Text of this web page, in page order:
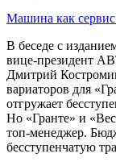
Машина как
В беседе с
вице-президент
Дмитрий
вариаторов для
отгружает
Но «Гранте» и
топ-менеджер.
бесступенчатую